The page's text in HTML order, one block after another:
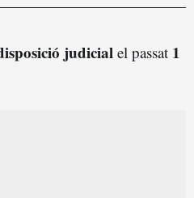
judicial el passat 1